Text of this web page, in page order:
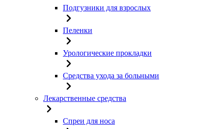
Подгузники для взрослых
Пеленки
Урологические прокладки
Средства ухода за больными
Лекарственные средства
Спреи для носа